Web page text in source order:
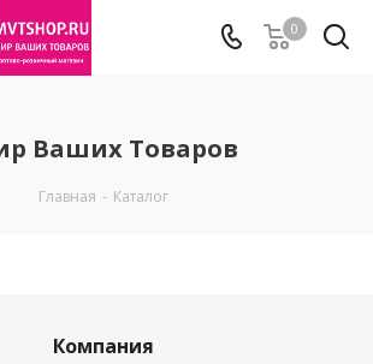
0
Ваших Товаров
Главная - Каталог
Компания